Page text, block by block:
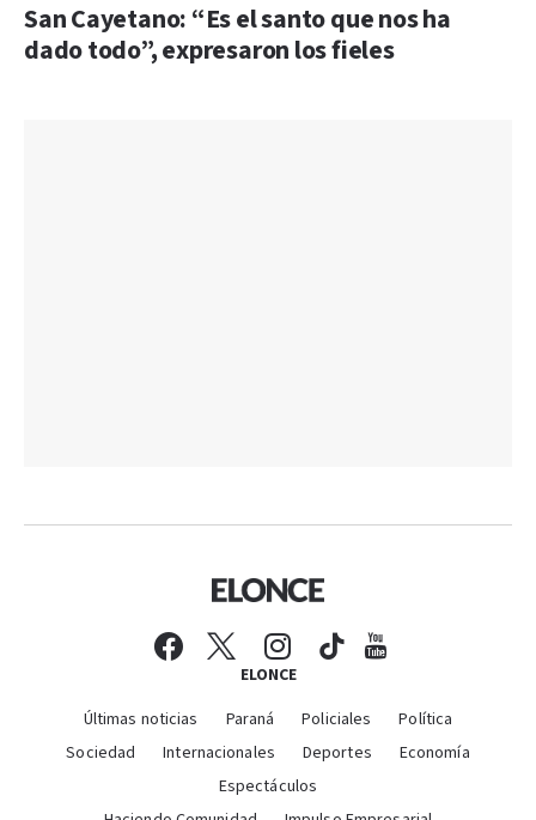
San Cayetano: “Es el santo que nos ha
dado todo”, expresaron los fieles
ELONCE
Últimas noticias Paraná Policiales
Política
Sociedad
Internacionales Deportes
Economía
Espectáculos